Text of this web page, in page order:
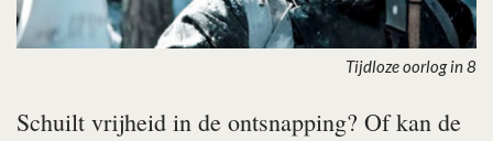
Tijdloze oorlog in 8
Schuilt vrijheid in de ontsnapping? Of kan de